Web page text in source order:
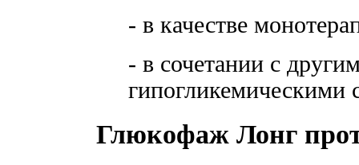
- в качестве
- в сочетании с
гипогликемическими
Глюкофаж Лонг